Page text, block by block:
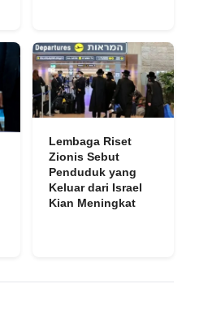
Lembaga Riset
Zionis Sebut
Penduduk yang
Keluar dari Israel
Kian Meningkat